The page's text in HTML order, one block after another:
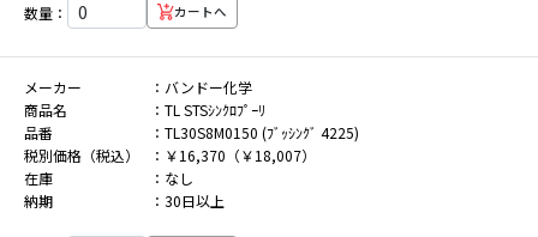
数量： カートへ
メーカー
バンドー化学
商品名
TL STSｼﾝｸﾛﾌﾟｰﾘ
品番
TL30S8M0150 (ﾌﾞｯｼﾝｸﾞ 4225)
税別価格（税込）
￥16,370（￥18,007）
在庫
なし
納期
30日以上